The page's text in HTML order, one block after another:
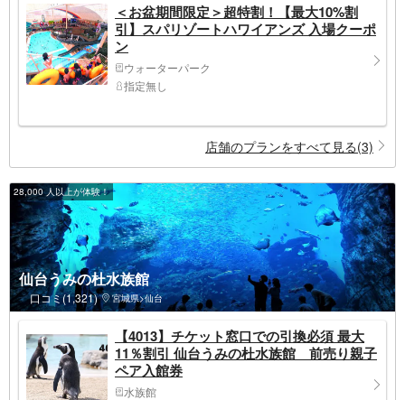
＜お盆期間限定＞超特割！【最大10%割
引】スパリゾートハワイアンズ 入場クーポ
ン
ウォーターパーク
指定無し
店舗のプランをすべて見る(3)
28,000 人以上が体験！
仙台うみの杜水族館
口コミ(1,321) 宮城県>仙台
【4013】チケット窓口での引換必須 最大
11％割引 仙台うみの杜水族館 前売り親子
ペア入館券
水族館